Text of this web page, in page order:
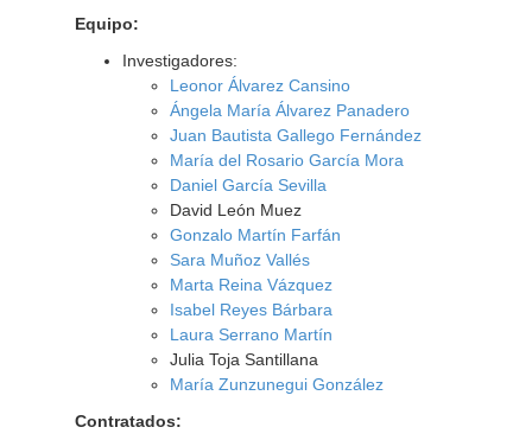
Equipo:
Investigadores:
Leonor Álvarez Cansino
Ángela María Álvarez Panadero
Juan Bautista Gallego Fernández
María del Rosario García Mora
Daniel García Sevilla
David León Muez
Gonzalo Martín Farfán
Sara Muñoz Vallés
Marta Reina Vázquez
Isabel Reyes Bárbara
Laura Serrano Martín
Julia Toja Santillana
María Zunzunegui González
Contratados: